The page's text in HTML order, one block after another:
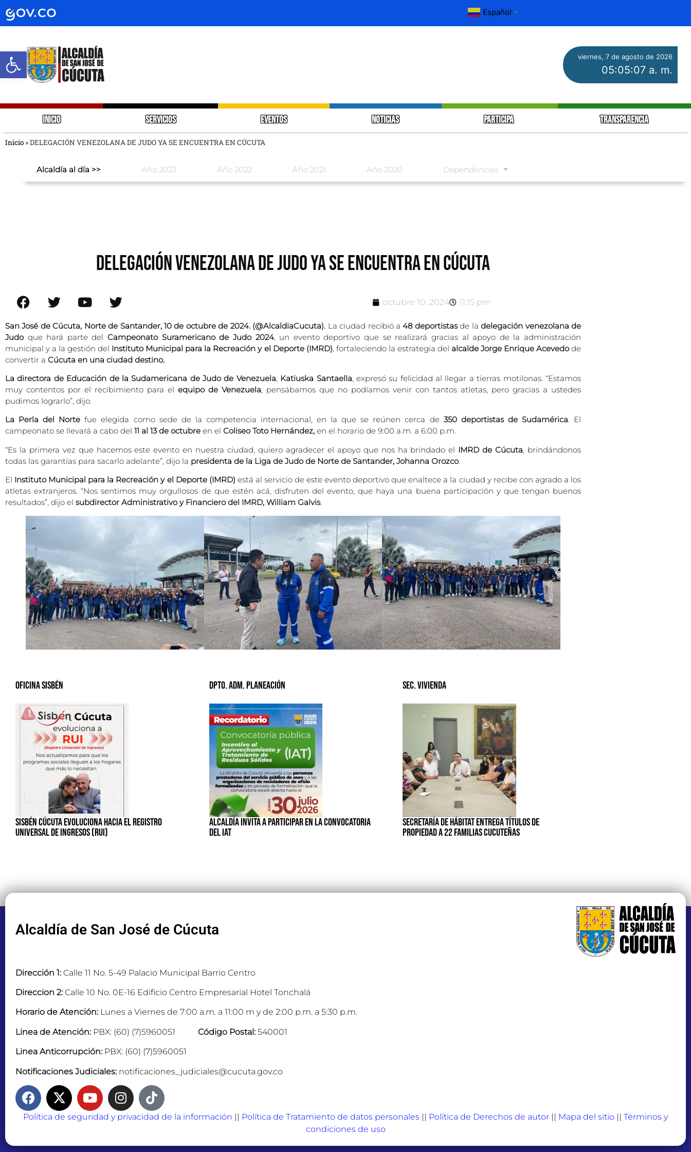
Abrir barra de herramientas
Español ▼
viernes, 7 de agosto de 2026
05:05:07 a. m.
INICIO SERVICIOS EVENTOS NOTICIAS PARTICIPA TRANSPARENCIA
Inicio »DELEGACIÓN VENEZOLANA DE JUDO YA SE ENCUENTRA EN CÚCUTA
Alcaldía al día >> Año 2023 Año 2022 Año 2021 Año 2020 Dependencias
DELEGACIÓN VENEZOLANA DE JUDO YA SE ENCUENTRA EN CÚCUTA
octubre 10, 2024 11:15 pm
San José de Cúcuta, Norte de Santander, 10 de octubre de 2024. (@AlcaldiaCucuta). La ciudad recibió a48 deportistasde la delegación venezolana de
Judo que hará parte del Campeonato Suramericano de Judo 2024, un evento deportivo que se realizará gracias al apoyo de la administración
municipal y a la gestión del Instituto Municipal para la Recreación y el Deporte (IMRD), fortaleciendo la estrategia del alcalde Jorge Enrique Acevedode
convertir a Cúcuta en una ciudad destino.
La directora de Educación de la Sudamericana de Judo de Venezuela, Katiuska Santaella, expresó su felicidad al llegar a tierras motilonas. “Estamos
muy contentos por el recibimiento para el equipo de Venezuela, pensábamos que no podíamos venir con tantos atletas, pero gracias a ustedes
pudimos lograrlo”, dijo.
La Perla del Nortefue elegida como sede de la competencia internacional, en la que se reúnen cerca de 350 deportistas de Sudamérica. El
campeonato se llevará a cabo del 11 al 13 de octubre en el Coliseo Toto Hernández, en el horario de 9:00 a.m. a 6:00 p.m.
“Es la primera vez que hacemos este evento en nuestra ciudad, quiero agradecer el apoyo que nos ha brindado el IMRD de Cúcuta, brindándonos
todas las garantías para sacarlo adelante”, dijo la presidenta de la Liga de Judo de Norte de Santander, Johanna Orozco.
El Instituto Municipal para la Recreación y el Deporte (IMRD) está al servicio de este evento deportivo que enaltece a la ciudad y recibe con agrado a los
atletas extranjeros. “Nos sentimos muy orgullosos de que estén acá, disfruten del evento, que haya una buena participación y que tengan buenos
resultados”, dijo el subdirector Administrativo y Financiero del IMRD, William Galvis.
Oficina Sisbén
SISBÉN CÚCUTA EVOLUCIONA HACIA EL REGISTRO
UNIVERSAL DE INGRESOS (RUI)
Dpto. Adm. Planeación
ALCALDÍA INVITA A PARTICIPAR EN LA CONVOCATORIA
DEL IAT
Sec. Vivienda
SECRETARÍA DE HÁBITAT ENTREGA TÍTULOS DE
PROPIEDAD A 22 FAMILIAS CUCUTEÑAS
Alcaldía de San José de Cúcuta
Dirección 1: Calle 11 No. 5-49 Palacio Municipal Barrio Centro
Direccion 2: Calle 10 No. 0E-16 Edificio Centro Empresarial Hotel Tonchalá
Horario de Atención: Lunes a Viernes de 7:00 a.m. a 11:00 m y de 2:00 p.m. a 5:30 p.m.
Linea de Atención: PBX: (60) (7)5960051 Código Postal: 540001
Linea Anticorrupción: PBX: (60) (7)5960051
Notificaciones Judiciales: notificaciones_judiciales@cucuta.gov.co
Política de seguridad y privacidad de la información || Política de Tratamiento de datos personales || Política de Derechos de autor || Mapa del sitio || Términos y
condiciones de uso